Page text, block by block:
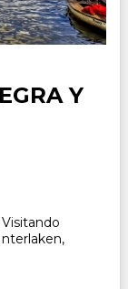
Y